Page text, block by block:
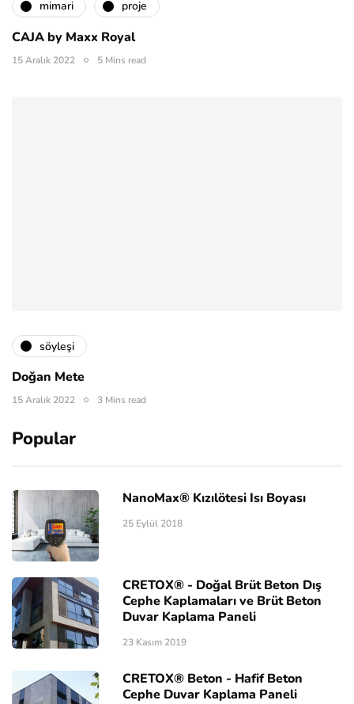
mimari proje
CAJA by Maxx Royal
15 Aralık 2022 5 Mins read
söyleşi
Doğan Mete
15 Aralık 2022 3 Mins read
Popular
NanoMax® Kızılötesi Isı Boyası
25 Eylül 2018
CRETOX® - Doğal Brüt Beton Dış
Cephe Kaplamaları ve Brüt Beton
Duvar Kaplama Paneli
23 Kasım 2019
CRETOX® Beton - Hafif Beton
Cephe Duvar Kaplama Paneli